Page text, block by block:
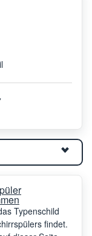
Typenschild
findet.